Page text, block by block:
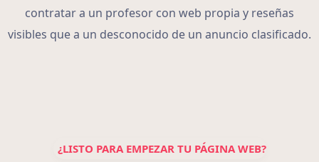
contratar a un profesor con web propia y reseñas
visibles que a un desconocido de un anuncio clasificado.
¿LISTO PARA EMPEZAR TU PÁGINA WEB?